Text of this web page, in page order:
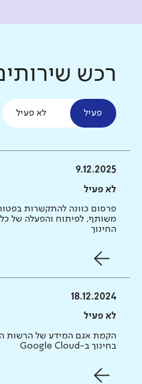
רכש
פעיל לא פעיל
9.12.2025
לא פעיל
פרסום כוונה להתקשרות
משותף, לפיתוח והפעלה של
החינוך
18.12.2024
לא פעיל
הקמת אגם המידע של הרשות
בחינוך ב-Google Cloud